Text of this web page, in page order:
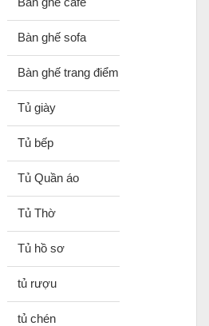
Bàn ghế sofa
Bàn ghế trang điểm
Tủ giày
Tủ bếp
Tủ Quần áo
Tủ Thờ
Tủ hồ sơ
tủ rượu
tủ chén